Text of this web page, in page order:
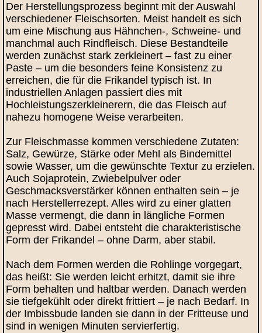
Der Herstellungsprozess beginnt mit der Auswahl
verschiedener Fleischsorten. Meist handelt es sich
um eine Mischung aus Hähnchen-, Schweine- und
manchmal auch Rindfleisch. Diese Bestandteile
werden zunächst stark zerkleinert – fast zu einer
Paste – um die besonders feine Konsistenz zu
erreichen, die für die Frikandel typisch ist. In
industriellen Anlagen passiert dies mit
Hochleistungszerkleinerern, die das Fleisch auf
nahezu homogene Weise verarbeiten.
Zur Fleischmasse kommen verschiedene Zutaten:
Salz, Gewürze, Stärke oder Mehl als Bindemittel
sowie Wasser, um die gewünschte Textur zu erzielen.
Auch Sojaprotein, Zwiebelpulver oder
Geschmacksverstärker können enthalten sein – je
nach Herstellerrezept. Alles wird zu einer glatten
Masse vermengt, die dann in längliche Formen
gepresst wird. Dabei entsteht die charakteristische
Form der Frikandel – ohne Darm, aber stabil.
Nach dem Formen werden die Rohlinge vorgegart,
das heißt: Sie werden leicht erhitzt, damit sie ihre
Form behalten und haltbar werden. Danach werden
sie tiefgekühlt oder direkt frittiert – je nach Bedarf. In
der Imbissbude landen sie dann in der Fritteuse und
sind in wenigen Minuten servierfertig.